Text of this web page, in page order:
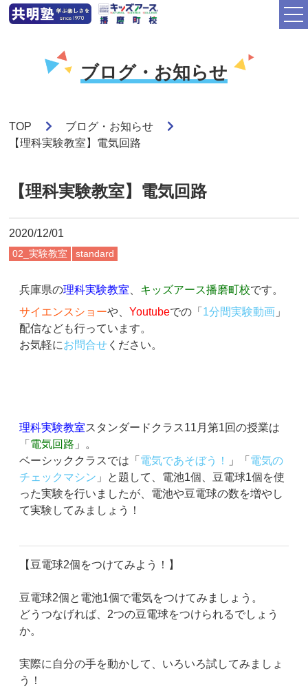
ブログ・お知らせ
TOP
ブログ・お知らせ
【理科実験教室】電気回路
【理科実験教室】電気回路
2020/12/01
02_実験教室 standard
兵庫県の理科実験教室 キッズアース播磨町校です。
サイエンスショーや、Youtubeでの「 1分間実験動画 」
配信なども行っています。
お気軽にお問合せ ください。
理科実験教室スタンダードクラス11月第1回の授業は
「 電気回路 」。
ベーシッククラスでは「 電気であそぼう！ 」「 電気の
チェックマシン 」と題して、電池1個、豆電球1個を使
った実験を行いましたが、電池や豆電球の数を増やし
て実験してみましょう！
【豆電球2個をつけてみよう！】
豆電球2個と電池1個で電気をつけてみましょう。
どうつなげれば、2つの豆電球をつけられるでしょう
か。
実際に自分の手を動かして、いろいろ試してみましょ
う！